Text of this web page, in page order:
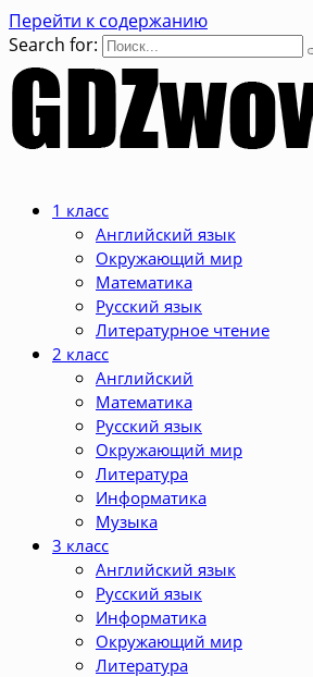
Перейти к содержанию
Search for:
1 класс
Английский язык
Окружающий мир
Математика
Русский язык
Литературное чтение
2 класс
Английский
Математика
Русский язык
Окружающий мир
Литература
Информатика
Музыка
3 класс
Английский язык
Русский язык
Информатика
Окружающий мир
Литература